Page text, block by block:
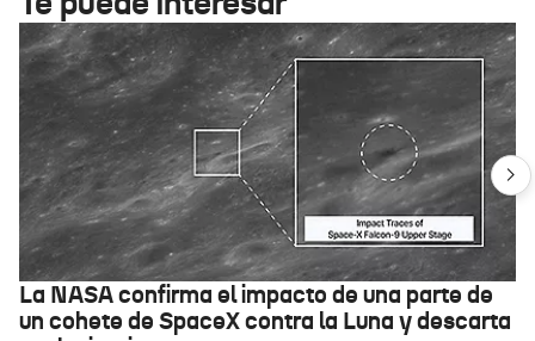
La NASA confirma el impacto de una parte de
un cohete de SpaceX contra la Luna y descarta